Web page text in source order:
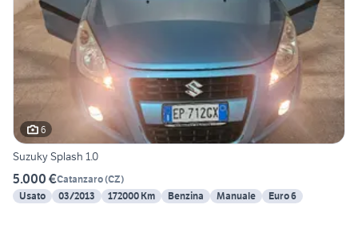
6
Suzuky Splash 1.0
5.000 €Catanzaro(CZ)
Usato
03/2013 172000 Km Benzina Manuale Euro 6